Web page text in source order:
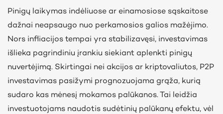
Pinigų laikymas indėliuose ar einamosiose sąskaitose
dažnai neapsaugo nuo perkamosios galios mažėjimo.
Nors infliacijos tempai yra stabilizavęsi, investavimas
išlieka pagrindiniu įrankiu siekiant aplenkti pinigų
nuvertėjimą. Skirtingai nei akcijos ar kriptovaliutos, P2P
investavimas pasižymi prognozuojama grąža, kurią
sudaro kas mėnesį mokamos palūkanos. Tai leidžia
investuotojams naudotis sudėtinių palūkanų efektu, vėl